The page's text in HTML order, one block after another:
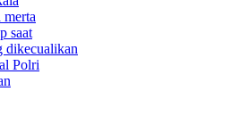
merta
saat
dikecualikan
Polri